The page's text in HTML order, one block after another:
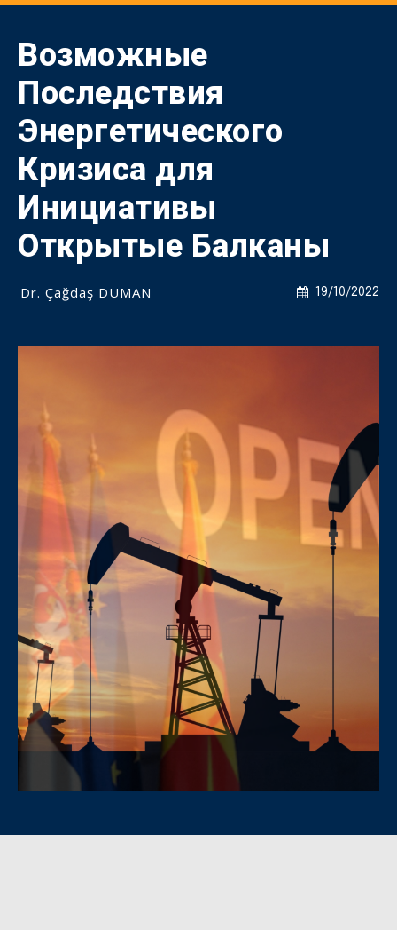
Возможные
Последствия
Энергетического
Кризиса для
Инициативы
Открытые Балканы
19/10/2022
Dr. Çağdaş DUMAN